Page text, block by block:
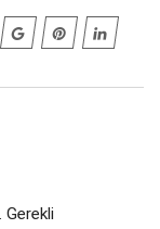
Gerekli